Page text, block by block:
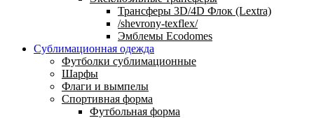
Трансферы 3D/4D Флок (Lextra)
/shevrony-texflex/
Эмблемы Ecodomes
Сублимационная одежда
Футболки сублимационные
Шарфы
Флаги и вымпелы
Спортивная форма
Футбольная форма